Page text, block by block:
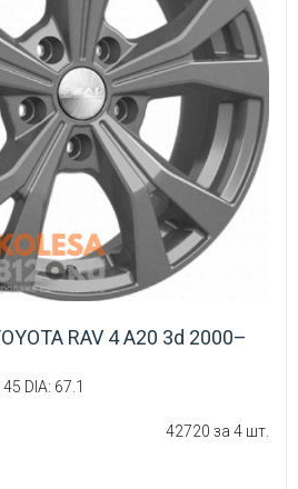
RAV 4 A20 3d 2000–
DIA: 67.1
42720 за 4 шт.